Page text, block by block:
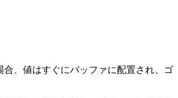
、値はすぐにバッファに配置され、ゴ